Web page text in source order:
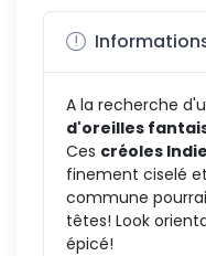
A la recherche
d'oreilles
Ces créoles
finement ciselé
commune
têtes! Look
épicé!